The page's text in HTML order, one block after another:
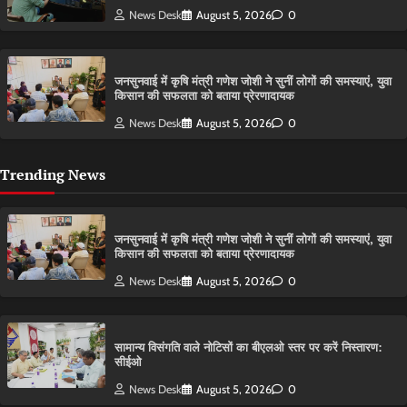
News Desk August 5, 2026 0
जनसुनवाई में कृषि मंत्री गणेश जोशी ने सुनीं लोगों की समस्याएं, युवा
किसान की सफलता को बताया प्रेरणादायक
News Desk August 5, 2026 0
Trending News
जनसुनवाई में कृषि मंत्री गणेश जोशी ने सुनीं लोगों की समस्याएं, युवा
किसान की सफलता को बताया प्रेरणादायक
News Desk August 5, 2026 0
सामान्य विसंगति वाले नोटिसों का बीएलओ स्तर पर करें निस्तारण:
सीईओ
News Desk August 5, 2026 0